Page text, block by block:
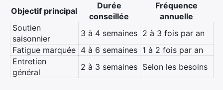
Objectif principal
Durée
conseillée
Fréquence
annuelle
Soutien
saisonnier
3 à 4 semaines 2 à 3 fois par an
Fatigue marquée 4 à 6 semaines 1 à 2 fois par an
Entretien
général
2 à 3 semaines Selon les besoins